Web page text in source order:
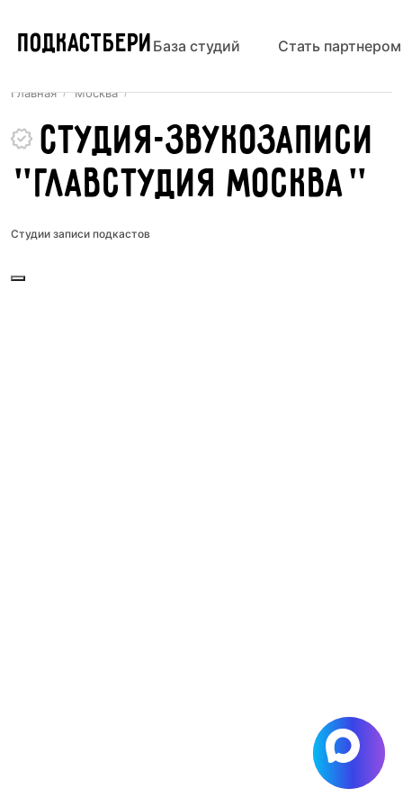
ПОДКАСТБЕРИ База студий Стать партнером
Главная Москва
Студия-звукозаписи
"Главстудия Москва"
Студии записи подкастов